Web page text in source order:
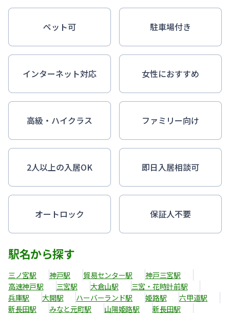
ペット可 駐車場付き
インターネット対応 女性におすすめ
高級・ハイクラス ファミリー向け
2人以上の入居OK 即日入居相談可
オートロック 保証人不要
駅名から探す
三ノ宮駅 神戸駅 貿易センター駅
神戸三宮駅
高速神戸駅
三宮駅 大倉山駅
三宮・花時計前駅
兵庫駅
大開駅 ハーバーランド駅 姫路駅
六甲道駅
新長田駅
みなと元町駅 山陽姫路駅
新長田駅